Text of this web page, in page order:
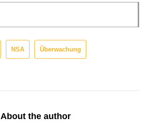
NSA Überwachung
About the author